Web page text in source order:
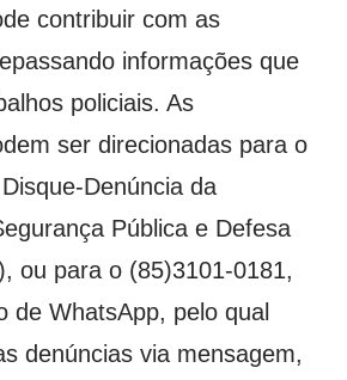
contribuir com as
informações que
policiais. As
ser direcionadas para o
Denúncia da
Pública e Defesa
ou para o (85)3101-0181,
de WhatsApp, pelo qual
denúncias via mensagem,